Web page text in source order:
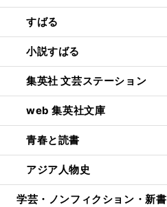
すばる
小説すばる
集英社 文芸ステーション
web 集英社文庫
青春と読書
アジア人物史
学芸・ノンフィクション・新書